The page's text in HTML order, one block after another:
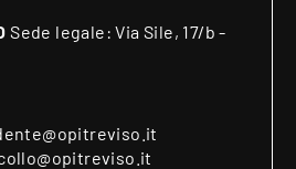
Sede legale: Via Sile, 17/b -